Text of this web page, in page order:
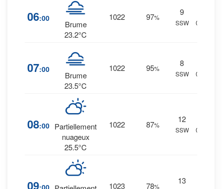
06:00
Brume
23.2°C
1022 97%
9
SSW
0 mm.
07:00
Brume
23.5°C
1022 95%
8
SSW
0 mm.
08:00 Partiellement
nuageux
25.5°C
1022 87%
12
SSW
0 mm.
09:00 1023 78%
13